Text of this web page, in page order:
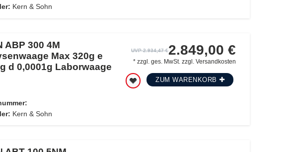
Kern & Sohn
ABP 300 4M
Max 320g e
d 0,0001g Laborwaage
Kern & Sohn
UVP 2.934,47 €2.849,00 €
*zzgl. ges. MwSt. zzgl.Versandkosten
ZUM WARENKORB